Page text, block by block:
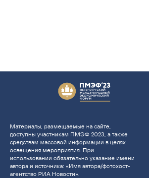
Материалы, размещаемые на сайте,
доступны участникам ПМЭФ 2023, а также
средствам массовой информации в целях
освещения мероприятия. При
использовании обязательно указание имени
автора и источника: «Имя автора/фотохост-
агентство РИА Новости».